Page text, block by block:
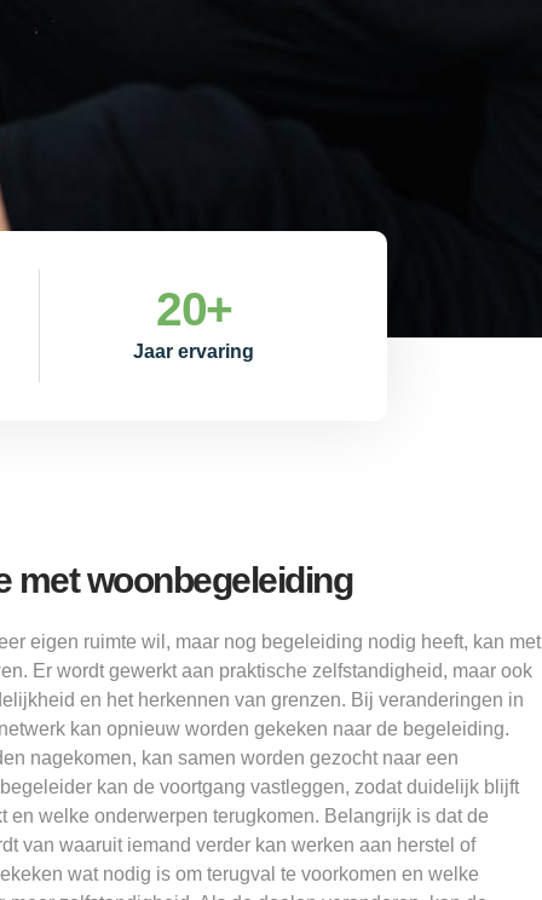
Jaar ervaring
20+
met woonbegeleiding
eigen ruimte wil, maar nog begeleiding nodig heeft, kan met
Er wordt gewerkt aan praktische zelfstandigheid, maar ook
en het herkennen van grenzen. Bij veranderingen in
kan opnieuw worden gekeken naar de begeleiding.
nagekomen, kan samen worden gezocht naar een
kan de voortgang vastleggen, zodat duidelijk blijft
en welke onderwerpen terugkomen. Belangrijk is dat de
van waaruit iemand verder kan werken aan herstel of
wat nodig is om terugval te voorkomen en welke